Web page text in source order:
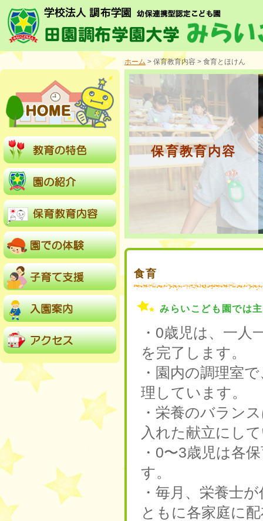
ホーム > 保育教育内容 > 食育とほけん
保育教育内容
食育
みらいこども園では
・0歳児は、一
を完了します。
・園内の調理室
理しています。
・栄養のバラン
入れた献立にし
・0〜3歳児は各
す。
・毎月、栄養士
ともに各家庭に